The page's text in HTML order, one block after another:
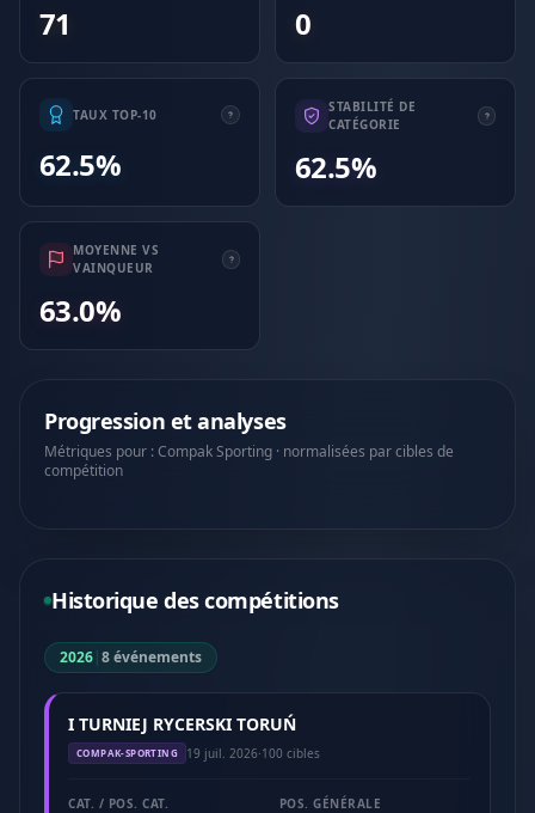
71 0
TAUX TOP-10
62.5%
STABILITÉ DE
CATÉGORIE
62.5%
MOYENNE VS
VAINQUEUR
63.0%
Progression et analyses
Métriques pour : Compak Sporting · normalisées par cibles de
compétition
Historique des compétitions
2026|8 événements
I TURNIEJ RYCERSKI TORUŃ
COMPAK-SPORTING 19 juil. 2026·100 cibles
CAT. / POS. CAT. POS. GÉNÉRALE